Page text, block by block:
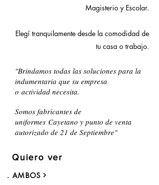
Magisterio y Escolar.
Elegí tranquilamente desde la comodidad de
tu casa o trabajo.
"Brindamos todas las soluciones para la
indumentaria que su empresa
o actividad necesita.
Somos fabricantes de
uniformes Cayetano y punto de venta
autorizado de 21 de Septiembre"
Quiero ver
. AMBOS